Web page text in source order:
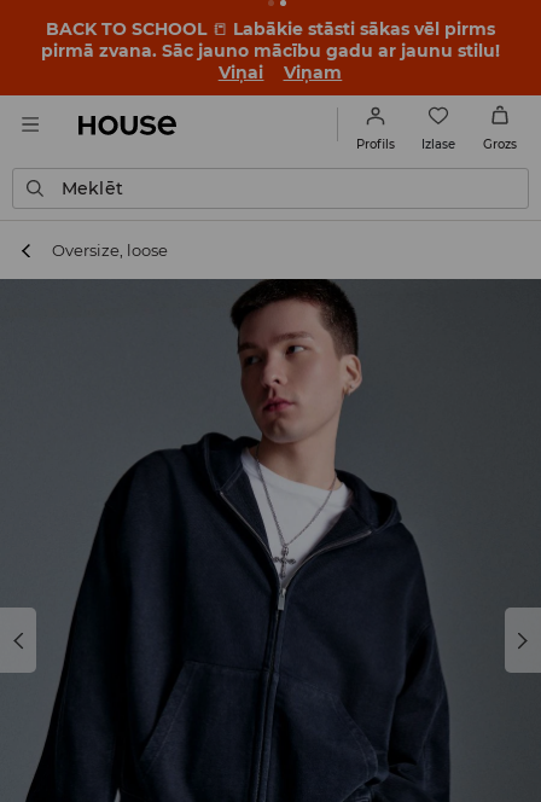
BACK TO SCHOOL 📒 Labākie stāsti sākas vēl pirms
pirmā zvana. Sāc jauno mācību gadu ar jaunu stilu!
Viņai
Viņam
Profils Izlase Grozs
Meklēt
Oversize, loose